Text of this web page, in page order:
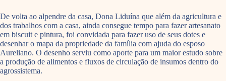
De volta ao alpendre da casa, Dona Liduína que além da agricultura e
dos trabalhos com a casa, ainda consegue tempo para fazer artesanato
em biscuit e pintura, foi convidada para fazer uso de seus dotes e
desenhar o mapa da propriedade da família com ajuda do esposo
Aureliano. O desenho serviu como aporte para um maior estudo sobre
a produção de alimentos e fluxos de circulação de insumos dentro do
agrossistema.